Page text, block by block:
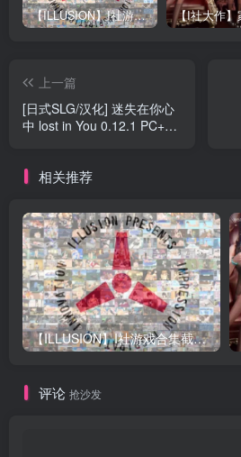
【ILLUSION】I社游戏合集截至2025 无修正汉化硬盘纯净版手慢无[微云/OD]
上一篇
[日式SLG/汉化] 迷失在你心
中 lost in You 0.12.1 PC+安
相关推荐
【ILLUSION】I社游戏合集截至2025 无修正汉化硬盘纯净版手慢无[微云/OD]
评论 抢沙发